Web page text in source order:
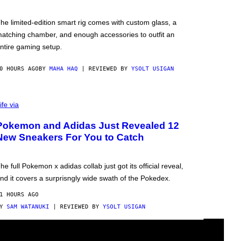
limited-edition smart rig comes with custom glass, a
chamber, and enough accessories to outfit an
gaming setup.
HOURS AGO BY MAHA HAQ | REVIEWED BY YSOLT USIGAN
via
and Adidas Just Revealed 12
Sneakers For You to Catch
full Pokemon x adidas collab just got its official reveal,
it covers a surprisngly wide swath of the Pokedex.
HOURS AGO
SAM WATANUKI | REVIEWED BY YSOLT USIGAN